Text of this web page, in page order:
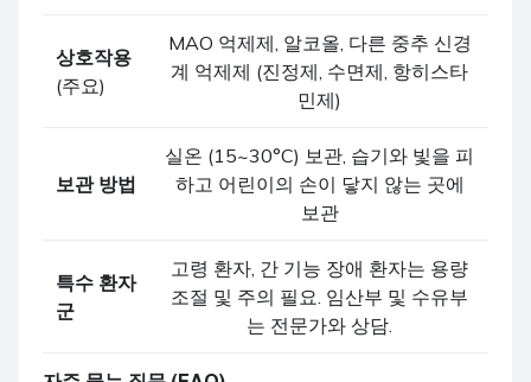
상호작용
(주요)
MAO 억제제, 알코올, 다른 중추 신경
계 억제제 (진정제, 수면제, 항히스타
민제)
보관 방법
실온 (15~30°C) 보관, 습기와 빛을 피
하고 어린이의 손이 닿지 않는 곳에
보관
특수 환자
군
고령 환자, 간 기능 장애 환자는 용량
조절 및 주의 필요. 임산부 및 수유부
는 전문가와 상담.